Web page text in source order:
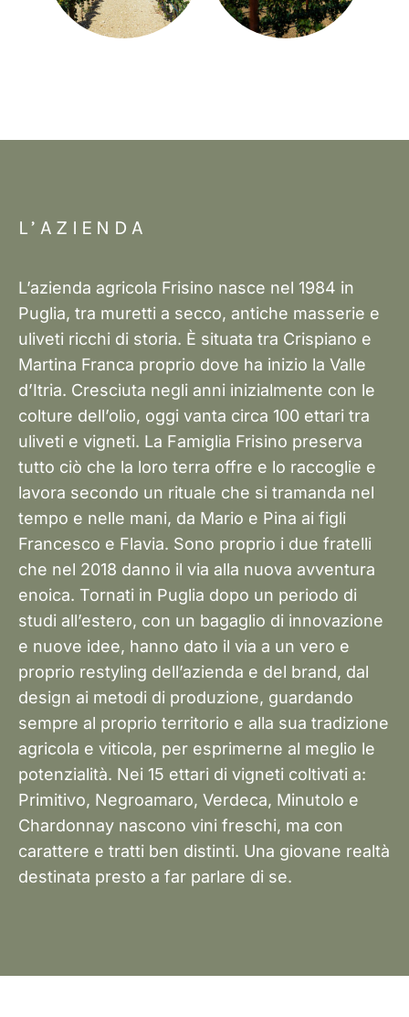
L’AZIENDA
L’azienda agricola Frisino nasce nel 1984 in
Puglia, tra muretti a secco, antiche masserie e
uliveti ricchi di storia. È situata tra Crispiano e
Martina Franca proprio dove ha inizio la Valle
d’Itria. Cresciuta negli anni inizialmente con le
colture dell’olio, oggi vanta circa 100 ettari tra
uliveti e vigneti. La Famiglia Frisino preserva
tutto ciò che la loro terra offre e lo raccoglie e
lavora secondo un rituale che si tramanda nel
tempo e nelle mani, da Mario e Pina ai figli
Francesco e Flavia. Sono proprio i due fratelli
che nel 2018 danno il via alla nuova avventura
enoica. Tornati in Puglia dopo un periodo di
studi all’estero, con un bagaglio di innovazione
e nuove idee, hanno dato il via a un vero e
proprio restyling dell’azienda e del brand, dal
design ai metodi di produzione, guardando
sempre al proprio territorio e alla sua tradizione
agricola e viticola, per esprimerne al meglio le
potenzialità. Nei 15 ettari di vigneti coltivati a:
Primitivo, Negroamaro, Verdeca, Minutolo e
Chardonnay nascono vini freschi, ma con
carattere e tratti ben distinti. Una giovane realtà
destinata presto a far parlare di se.